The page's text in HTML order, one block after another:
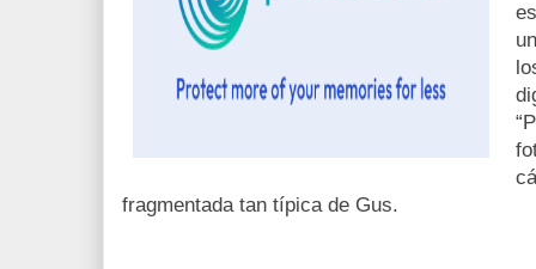
fragmentada tan típica de Gus.